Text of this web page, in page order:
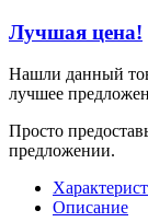
Лучшая цена!
Нашли данный
лучшее
Просто
предложении.
Описание